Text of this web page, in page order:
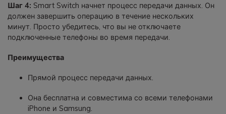
Шаг 4: Smart Switch начнет процесс передачи данных. Он
должен завершить операцию в течение нескольких
минут. Просто убедитесь, что вы не отключаете
подключенные телефоны во время передачи.
Преимущества
Прямой процесс передачи данных.
Она бесплатна и совместима со всеми телефонами
iPhone и Samsung.